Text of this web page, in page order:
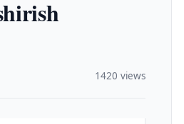
1420 views